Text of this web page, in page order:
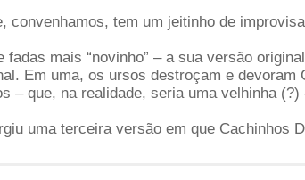
convenhamos, tem um jeitinho de
fadas mais “novinho” – a sua versão
Em uma, os ursos destroçam e devoram
– que, na realidade, seria uma velhinha
uma terceira versão em que Cachinhos